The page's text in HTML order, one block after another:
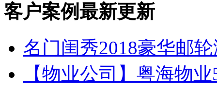
客户案例最新更新
名门闺秀2018豪华邮
【物业公司】粤海物